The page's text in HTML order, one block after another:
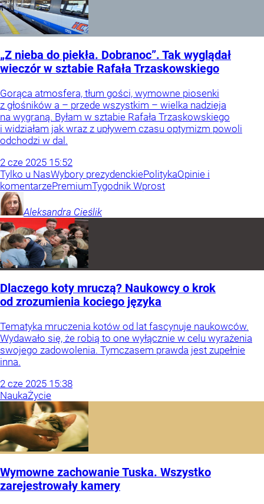
„Z nieba do piekła. Dobranoc”. Tak wyglądał
wieczór w sztabie Rafała Trzaskowskiego
Gorąca atmosfera, tłum gości, wymowne piosenki
z głośników a – przede wszystkim – wielka nadzieja
na wygraną. Byłam w sztabie Rafała Trzaskowskiego
i widziałam jak wraz z upływem czasu optymizm powoli
odchodzi w dal.
2 cze 2025 15:52
Tylko u NasWybory prezydenckiePolitykaOpinie i
komentarzePremiumTygodnik Wprost
Aleksandra Cieślik
Dlaczego koty mruczą? Naukowcy o krok
od zrozumienia kociego języka
Tematyka mruczenia kotów od lat fascynuje naukowców.
Wydawało się, że robią to one wyłącznie w celu wyrażenia
swojego zadowolenia. Tymczasem prawda jest zupełnie
inna.
2 cze 2025 15:38
NaukaŻycie
Wymowne zachowanie Tuska. Wszystko
zarejestrowały kamery